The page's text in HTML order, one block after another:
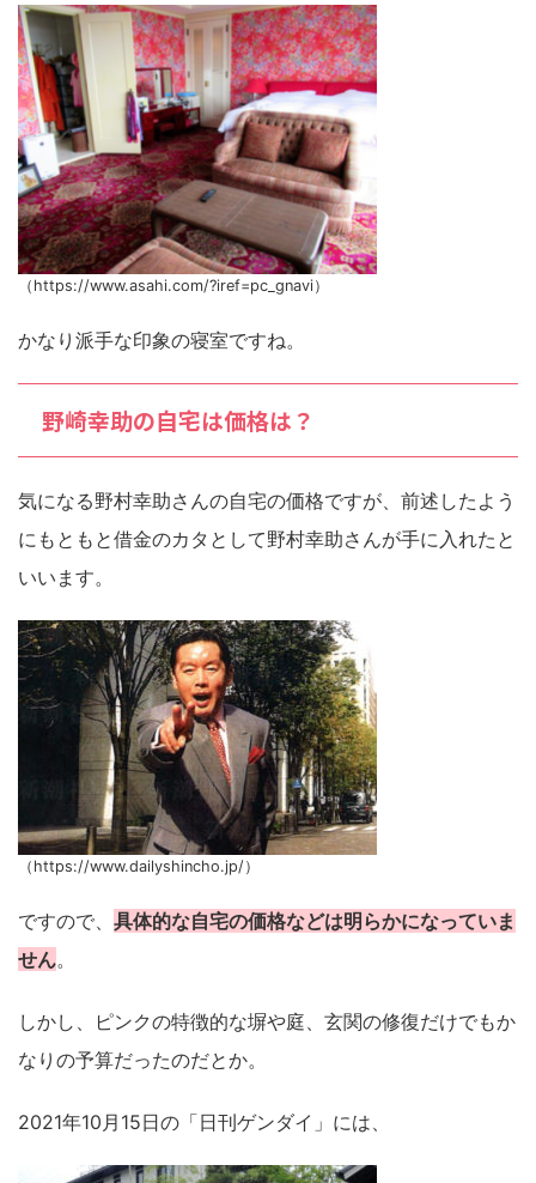
（https://www.asahi.com/?iref=pc_gnavi）
かなり派手な印象の寝室ですね。
野崎幸助の自宅は価格は？
気になる野村幸助さんの自宅の価格ですが、前述したよう
にもともと借金のカタとして野村幸助さんが手に入れたと
いいます。
（https://www.dailyshincho.jp/）
ですので、 具体的な自宅の価格などは明らかになっていま
せん。
しかし、ピンクの特徴的な塀や庭、玄関の修復だけでもか
なりの予算だったのだとか。
2021年10月15日の「日刊ゲンダイ」には、